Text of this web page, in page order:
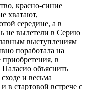
красно-синие
хватают,
середине, а в
не вылетели в Серию
выступлениям
поработала на
приобретения, в
объяснить
и весьма
в стартовой встрече с